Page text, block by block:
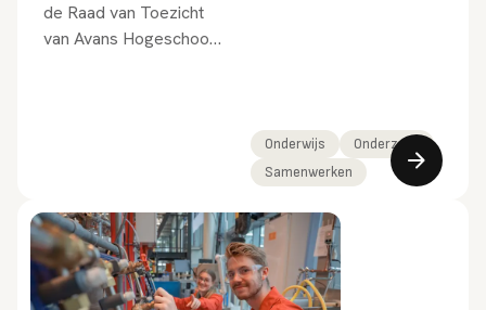
Onderwijs
Onderzoek
Samenwerken
de Raad van Toezicht
van Avans Hogeschool